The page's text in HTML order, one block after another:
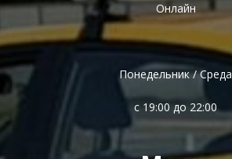
Онлайн
Понедельник / Среда
с 19:00 до 22:00